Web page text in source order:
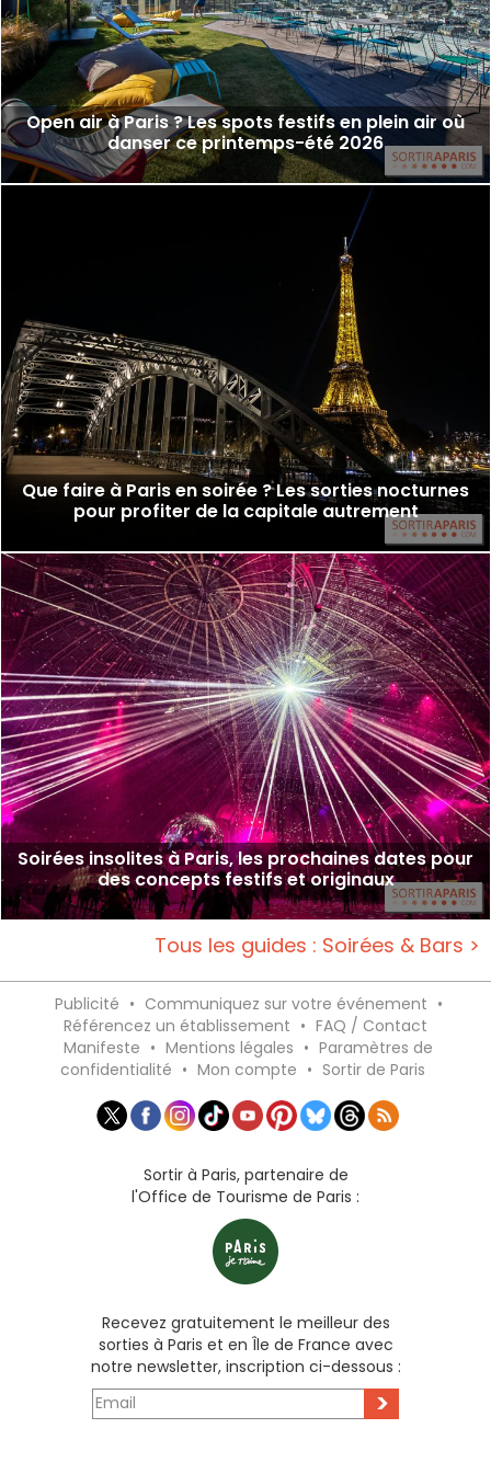
Open air à Paris ? Les spots festifs en plein air où
danser ce printemps-été 2026
Que faire à Paris en soirée ? Les sorties nocturnes
pour profiter de la capitale autrement
Soirées insolites à Paris, les prochaines dates pour
des concepts festifs et originaux
Tous les guides : Soirées & Bars >
Publicité • Communiquez sur votre événement •
Référencez un établissement • FAQ / Contact
Manifeste • Mentions légales • Paramètres de
confidentialité • Mon compte • Sortir de Paris
Sortir à Paris, partenaire de
l'Office de Tourisme de Paris :
Recevez gratuitement le meilleur des
sorties à Paris et en Île de France avec
notre newsletter, inscription ci-dessous :
>